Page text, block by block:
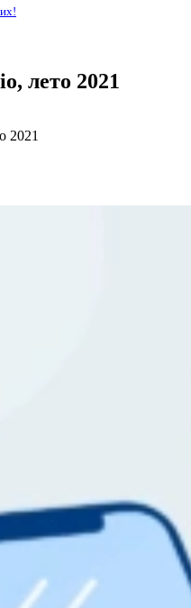
лето 2021
2021